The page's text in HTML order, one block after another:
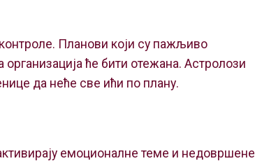
Планови који су пажљиво
ће бити отежана. Астролози
да неће све ићи по плану.
емоционалне теме и недовршене